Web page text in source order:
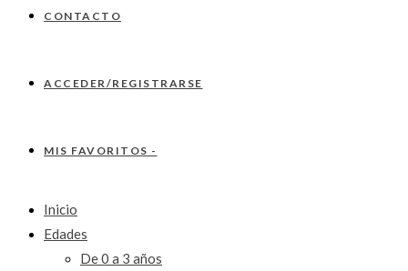
CONTACTO
ACCEDER/REGISTRARSE
MIS FAVORITOS -
Inicio
Edades
De 0 a 3 años